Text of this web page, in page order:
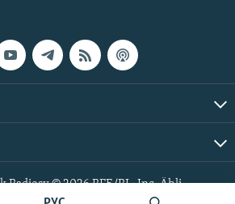
Radiosy © 2026 RFE/RL, Inc. Ähli